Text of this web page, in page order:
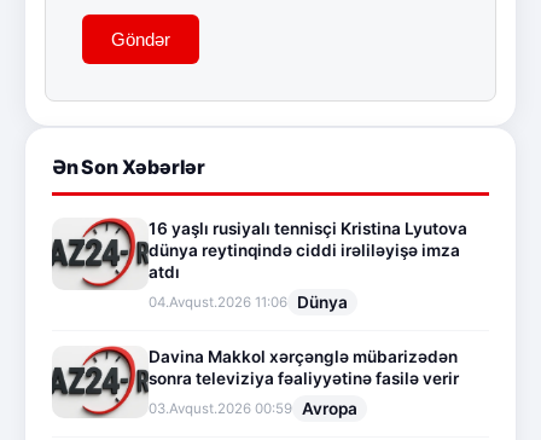
Göndər
Ən Son Xəbərlər
16 yaşlı rusiyalı tennisçi Kristina Lyutova
dünya reytinqində ciddi irəliləyişə imza
atdı
04.Avqust.2026 11:06 Dünya
Davina Makkol xərçənglə mübarizədən
sonra televiziya fəaliyyətinə fasilə verir
03.Avqust.2026 00:59 Avropa